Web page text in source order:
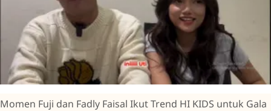
Momen Fuji dan Fadly Faisal Ikut Trend HI KIDS untuk Gala